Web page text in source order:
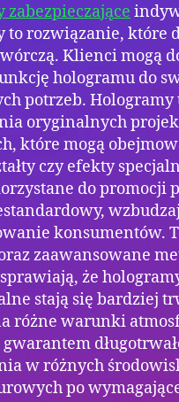
zabezpieczające
to rozwiązanie, które
Klienci mogą
hologramu do
potrzeb. Hologramy
oryginalnych
które mogą
czy efekty
do promocji
konsumentów.
zaawansowane
że
stają się bardziej
różne warunki
w różnych
po